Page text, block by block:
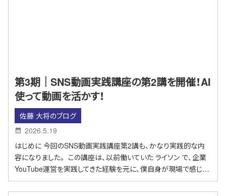
第3期｜SNS動画実践講座の第2講を開催！AI
使って動画を活かす！
佐藤 大将のブログ
2026.5.19
はじめに 今回のSNS動画実践講座第2講も、かなり実践的な内
容になりました。 この講座は、以前働いていた ライソン で、企業
YouTube運営を実践してきた経験を元に、僕自身が現場で感じ…